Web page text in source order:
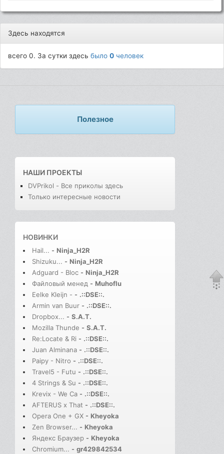
Здесь находятся
всего 0. За сутки здесьбыло0 человек
Полезное
НАШИ ПРОЕКТЫ
DVPrikol - Все приколы здесь
Только интересные новости
НОВИНКИ
Hail... - Ninja_H2R
Shizuku... - Ninja_H2R
Adguard - Bloc - Ninja_H2R
Файловый менед - Muhoflu
Eelke Kleijn - - .::DSE::.
Armin van Buur - .::DSE::.
Dropbox... - S.A.T.
Mozilla Thunde - S.A.T.
Re:Locate & Ri - .::DSE::.
Juan Alminana - .::DSE::.
Paipy - Nitro - .::DSE::.
Travel5 - Futu - .::DSE::.
4 Strings & Su - .::DSE::.
Krevix - We Ca - .::DSE::.
AFTERUS x That - .::DSE::.
Opera One + GX - Kheyoka
Zen Browser... - Kheyoka
Яндекс Браузер - Kheyoka
Chromium... - gr429842534